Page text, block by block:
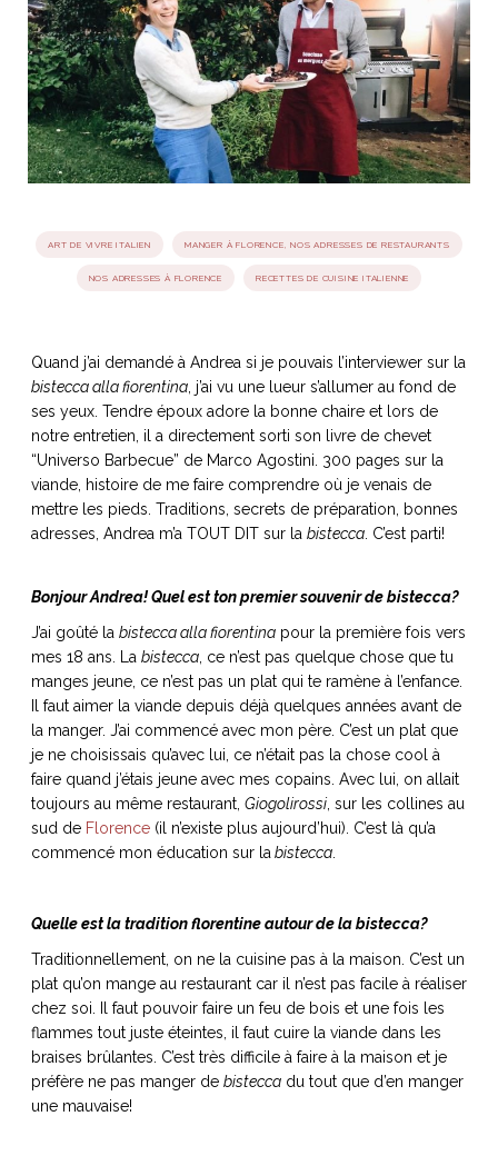
ITALIEN
SUBLIME ! LE DÉCOR ITALIEN
LIRE
Lucia
ARTISANAT ITALIEN
Les cuirs de
NOS ARTICLES ART ET DESIGN
Burano, la palette
de tous les
superlatifs
du
ART DE VIVRE ITALIEN
Notre palette
Virtuosa Venezia
AND I
bord
WEBSERIE
ART DE VIVRE ITALIEN MANGER À FLORENCE, NOS ADRESSES DE RESTAURANTS
NOS ADRESSES À FLORENCE RECETTES DE CUISINE ITALIENNE
Quand j’ai demandé à Andrea si je pouvais l’interviewer sur la
bistecca alla fiorentina, j’ai vu une lueur s’allumer au fond de
ses yeux. Tendre époux adore la bonne chaire et lors de
notre entretien, il a directement sorti son livre de chevet
“Universo Barbecue” de Marco Agostini. 300 pages sur la
viande, histoire de me faire comprendre où je venais de
mettre les pieds. Traditions, secrets de préparation, bonnes
adresses, Andrea m’a TOUT DIT sur la bistecca. C’est parti!
Bonjour Andrea! Quel est ton premier souvenir de bistecca?
J’ai goûté la bistecca alla fiorentinapour la première fois vers
mes 18 ans. La bistecca, ce n’est pas quelque chose que tu
manges jeune, ce n’est pas un plat qui te ramène à l’enfance.
Il faut aimer la viande depuis déjà quelques années avant de
la manger. J’ai commencé avec mon père. C’est un plat que
je ne choisissais qu’avec lui, ce n’était pas la chose cool à
faire quand j’étais jeune avec mes copains. Avec lui, on allait
toujours au même restaurant, Giogolirossi, sur les collines au
sud de Florence(il n’existe plus aujourd’hui). C’est là qu’a
commencé mon éducation sur labistecca.
Quelle est la tradition florentine autour de la bistecca?
Traditionnellement, on ne la cuisine pas à la maison. C’est un
plat qu’on mange au restaurant car il n’est pas facile à réaliser
chez soi. Il faut pouvoir faire un feu de bois et une fois les
flammes tout juste éteintes, il faut cuire la viande dans les
braises brûlantes. C’est très difficile à faire à la maison et je
préfère ne pas manger de bisteccadu tout que d’en manger
une mauvaise!